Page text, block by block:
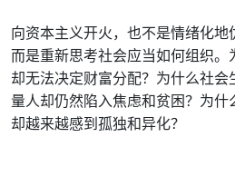
向资本主义开火，也不是情绪化地
而是重新思考社会应当如何组织。
却无法决定财富分配？为什么社
量人却仍然陷入焦虑和贫困？为
却越来越感到孤独和异化？